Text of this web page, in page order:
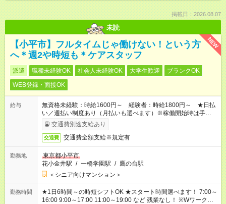
掲載日：2026.08.07
未読
NEW
【小平市】フルタイムじゃ働けない！という方
へ＊週2や時短も＊ケアスタッフ
派遣 職種未経験OK 社会人未経験OK 大学生歓迎
ブランクOK
WEB登録・面接OK
給与
無資格未経験：時給1600円～ 経験者：時給1800円～ ★日払
い／週払い制度あり（月払いも選べます）※稼働開始時は手続き
完了次第のお支払いとなります。
交通費別途支給あり
交通費 交通費全額支給※規定有
勤務地
東京都小平市
花小金井駅 / 一橋学園駅 / 鷹の台駅
＜シニア向けマンション＞
勤務時間
★1日6時間～の時短シフトOK ★スタート時間選べます！ 7:00～
16:00 9:00～17:00 11:00～19:00 など 残業なし！ ※Wワークの